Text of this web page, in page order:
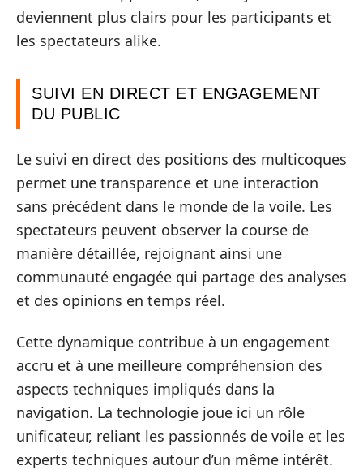
deviennent plus clairs pour les participants et
les spectateurs alike.
SUIVI EN DIRECT ET ENGAGEMENT
DU PUBLIC
Le suivi en direct des positions des multicoques
permet une transparence et une interaction
sans précédent dans le monde de la voile. Les
spectateurs peuvent observer la course de
manière détaillée, rejoignant ainsi une
communauté engagée qui partage des analyses
et des opinions en temps réel.
Cette dynamique contribue à un engagement
accru et à une meilleure compréhension des
aspects techniques impliqués dans la
navigation. La technologie joue ici un rôle
unificateur, reliant les passionnés de voile et les
experts techniques autour d’un même intérêt.